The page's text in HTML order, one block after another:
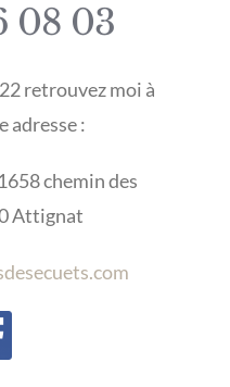
08 03
retrouvez moi à
adresse :
chemin des
Attignat